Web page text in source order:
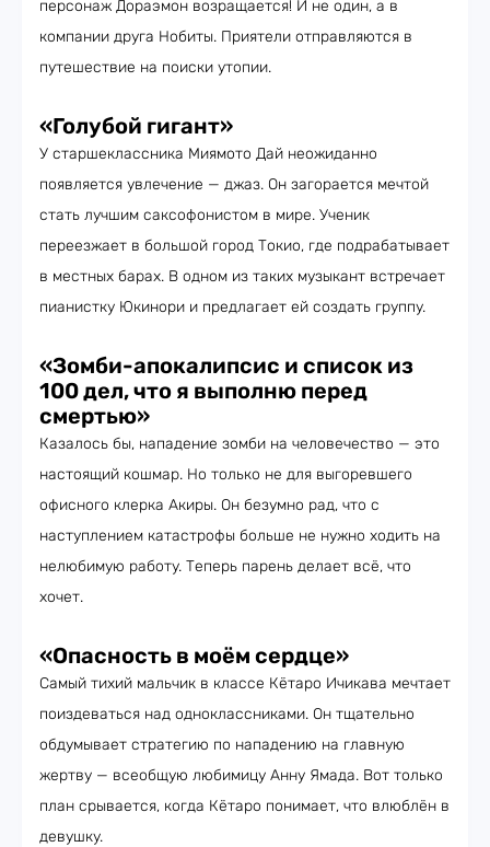
персонаж Дораэмон возращается! И не один, а в
компании друга Нобиты. Приятели отправляются в
путешествие на поиски утопии.
«Голубой гигант»
У старшеклассника Миямото Дай неожиданно
появляется увлечение — джаз. Он загорается мечтой
стать лучшим саксофонистом в мире. Ученик
переезжает в большой город Токио, где подрабатывает
в местных барах. В одном из таких музыкант встречает
пианистку Юкинори и предлагает ей создать группу.
«Зомби-апокалипсис и список из
100 дел, что я выполню перед
смертью»
Казалось бы, нападение зомби на человечество — это
настоящий кошмар. Но только не для выгоревшего
офисного клерка Акиры. Он безумно рад, что с
наступлением катастрофы больше не нужно ходить на
нелюбимую работу. Теперь парень делает всё, что
хочет.
«Опасность в моём сердце»
Самый тихий мальчик в классе Кётаро Ичикава мечтает
поиздеваться над одноклассниками. Он тщательно
обдумывает стратегию по нападению на главную
жертву — всеобщую любимицу Анну Ямада. Вот только
план срывается, когда Кётаро понимает, что влюблён в
девушку.